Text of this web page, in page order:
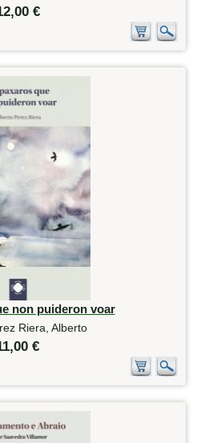
€
non puideron voar
Riera, Alberto
€